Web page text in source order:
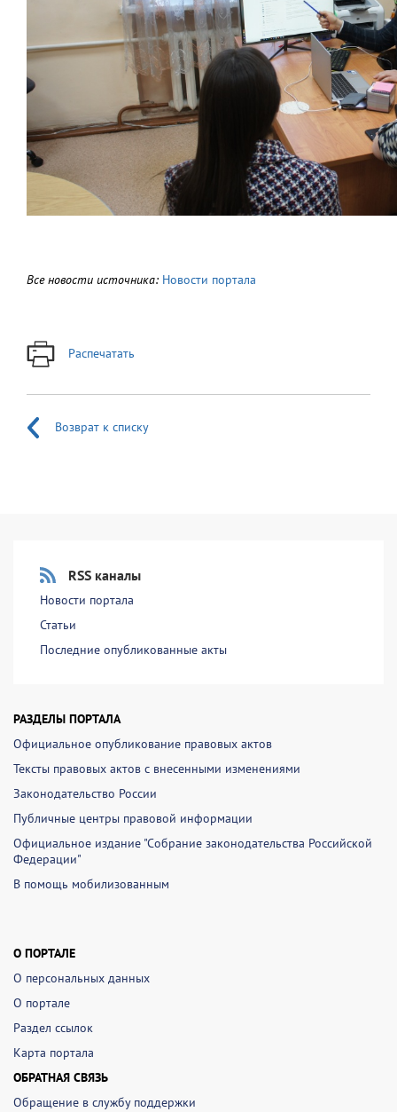
Все новости источника: Новости портала
Распечатать
Возврат к списку
RSS каналы
Новости портала
Статьи
Последние опубликованные акты
РАЗДЕЛЫ ПОРТАЛА
Официальное опубликование правовых актов
Тексты правовых актов с внесенными изменениями
Законодательство России
Публичные центры правовой информации
Официальное издание "Собрание законодательства Российской
Федерации"
В помощь мобилизованным
О ПОРТАЛЕ
О персональных данных
О портале
Раздел ссылок
Карта портала
ОБРАТНАЯ СВЯЗЬ
Обращение в службу поддержки